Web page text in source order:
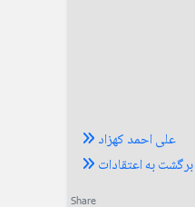
علی احمد کهزاد
برگشت به اعتقادات
Share